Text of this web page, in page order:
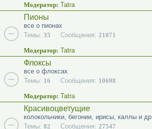
Модератор: Tatra
Пионы
все о пионах
Темы: 35 Сообщения: 21071
Модератор: Tatra
Флоксы
все о флоксах
Темы: 16 Сообщения: 10698
Модератор: Tatra
Красивоцветущие
колокольчики, бегонии, ирисы, каллы и др.
Темы: 82 Сообщения: 27547